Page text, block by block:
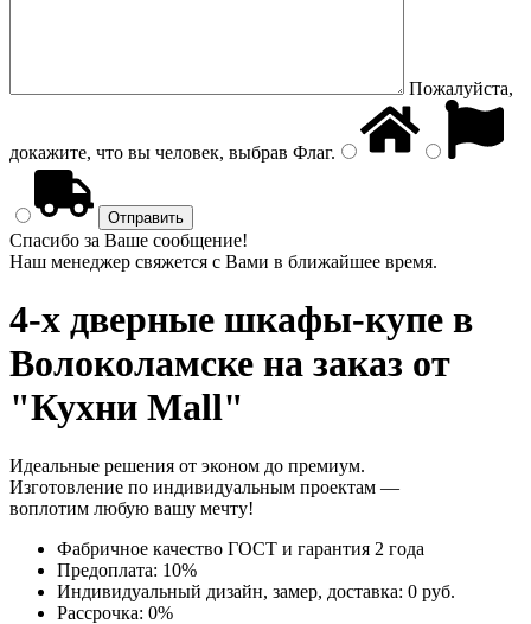
Пожалуйста,
докажите, что вы человек, выбрав Флаг.
Спасибо за Ваше сообщение!
Наш менеджер свяжется с Вами в ближайшее время.
4-х дверные шкафы-купе в
Волоколамске на заказ от
"Кухни Mall"
Идеальные решения от эконом до премиум.
Изготовление по индивидуальным проектам —
воплотим любую вашу мечту!
Фабричное качество ГОСТ и гарантия 2 года
Предоплата: 10%
Индивидуальный дизайн, замер, доставка: 0 руб.
Рассрочка: 0%